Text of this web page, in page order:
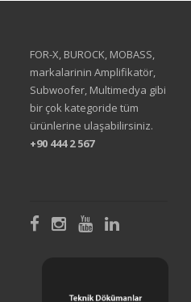
FOR-X, BUROCK, MOBASS,
markalarinin Amplifikatör,
Subwoofer, Multimedya gibi
bir çok kategoride tüm
ürünlerine ulaşabilirsiniz.
+90 444 2 567